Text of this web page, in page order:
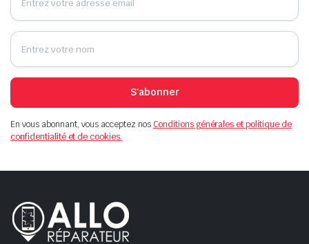
S'abonner
En vous abonnant, vous acceptez nosConditions générales et politique de
confidentialité et de cookies.